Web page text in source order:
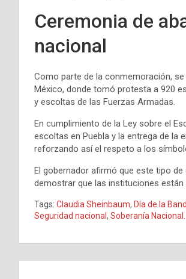
Ceremonia de
nacional
Como parte de la conmemoración,
México, donde tomó protesta a 920
y escoltas de las Fuerzas Armadas.
En cumplimiento de la Ley sobre el
escoltas en Puebla y la entrega de la
reforzando así el respeto a los
El gobernador afirmó que este tipo
demostrar que las instituciones están
Tags: Claudia Sheinbaum, Día de la
Seguridad nacional, Soberanía Nacional.